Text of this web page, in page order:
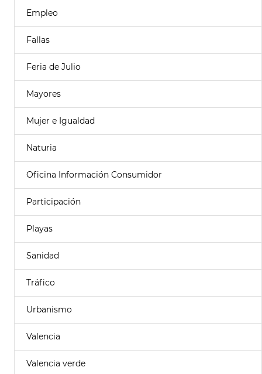
Empleo
Fallas
Feria de Julio
Mayores
Mujer e Igualdad
Naturia
Oficina Información Consumidor
Participación
Playas
Sanidad
Tráfico
Urbanismo
Valencia
Valencia verde